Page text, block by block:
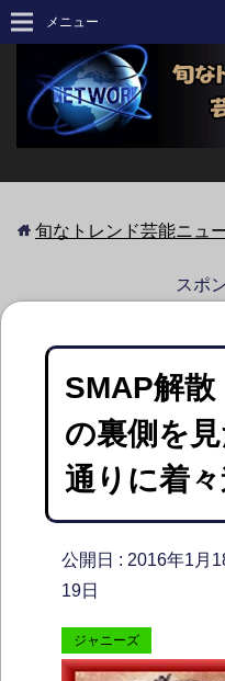
メニュー
旬なトレンド芸能ニュ
スポ
SMAP解
の裏側を
通りに着々
公開日 : 2016年1月
19日
ジャニーズ